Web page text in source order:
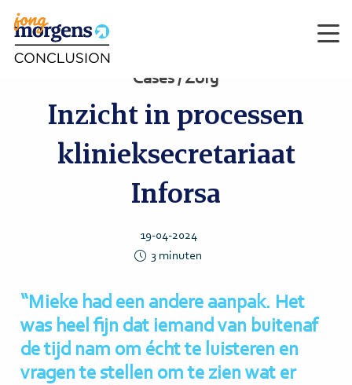
Cases / Zorg
Inzicht in processen
klinieksecretariaat
Inforsa
19-04-2024
3 minuten
“Mieke had een andere aanpak. Het
was heel fijn dat iemand van buitenaf
de tijd nam om écht te luisteren en
vragen te stellen om te zien wat er